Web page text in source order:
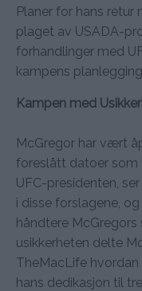
Planer for hans
plaget av USADA-
forhandlinger med
kampens
Kampen med
McGregor har vært
foreslått datoer som
UFC-presidenten,
i disse forslagene,
håndtere McGregors
usikkerheten delte
TheMacLife hvordan
hans dedikasjon til